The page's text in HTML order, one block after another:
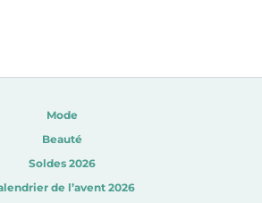
Mode
Beauté
Soldes 2026
de l’avent 2026